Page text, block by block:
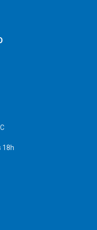
18h